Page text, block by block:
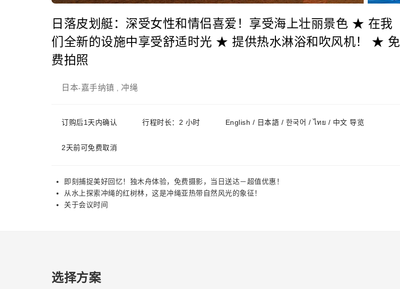
日落皮划艇：深受女性和情侣喜爱！享受海上壮丽景色 ★ 在我
们全新的设施中享受舒适时光 ★ 提供热水淋浴和吹风机！ ★ 免
费拍照
日本-嘉手纳镇 冲绳
订购后1天内确认 行程时长：2 小时 English / 日本語 / 한국어 / ไทย / 中文 导览
2天前可免费取消
即刻捕捉美好回忆！独木舟体验，免费摄影，当日送达－超值优惠！
从水上探索冲绳的红树林，这是冲绳亚热带自然风光的象征！
关于会议时间
选择方案